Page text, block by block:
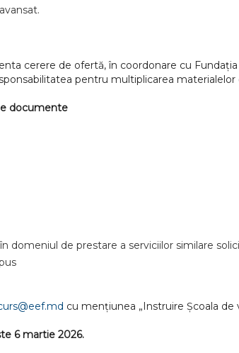
cerere de ofertă, în coordonare cu
pentru multiplicarea
documente
domeniul de prestare a serviciilor similare
cu mențiunea „Instruire Școala de
6 martie 2026.